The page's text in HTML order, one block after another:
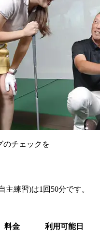
のチェックを
練習)は1回50分です。
料金 利用可能日